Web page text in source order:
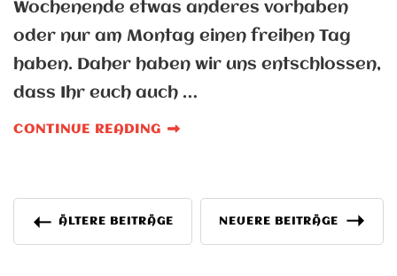
Wochenende etwas anderes vorhaben
oder nur am Montag einen freihen Tag
haben. Daher haben wir uns entschlossen,
dass Ihr euch auch …
CONTINUE READING
Beitragsnavigation
ÄLTERE BEITRÄGE NEUERE BEITRÄGE